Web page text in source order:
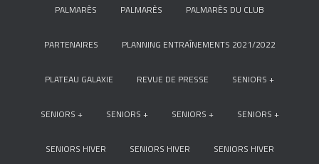
PALMARÈS PALMARÈS PALMARÈS DU CLUB
PARTENAIRES PLANNING ENTRAÎNEMENTS 2021/2022
PLATEAU GALAXIE REVUE DE PRESSE SENIORS +
SENIORS + SENIORS + SENIORS + SENIORS +
SENIORS HIVER SENIORS HIVER SENIORS HIVER